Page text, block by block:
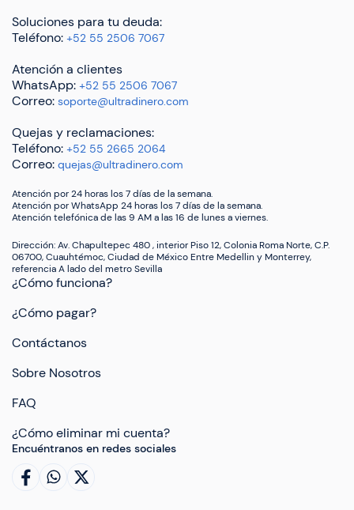
Soluciones para tu deuda:
Teléfono: +52 55 2506 7067
Atención a clientes
WhatsApp: +52 55 2506 7067
Correo: soporte@ultradinero.com
Quejas y reclamaciones:
Teléfono: +52 55 2665 2064
Correo: quejas@ultradinero.com
Atención por 24 horas los 7 días de la semana.
Atención por WhatsApp 24 horas los 7 días de la semana.
Atención telefónica de las 9 AM a las 16 de lunes a viernes.
Dirección: Av. Chapultepec 480 , interior Piso 12, Colonia Roma Norte, C.P.
06700, Cuauhtémoc, Ciudad de México Entre Medellin y Monterrey,
referencia A lado del metro Sevilla
¿Cómo funciona?
¿Cómo pagar?
Contáctanos
Sobre Nosotros
FAQ
¿Cómo eliminar mi cuenta?
Encuéntranos en redes sociales